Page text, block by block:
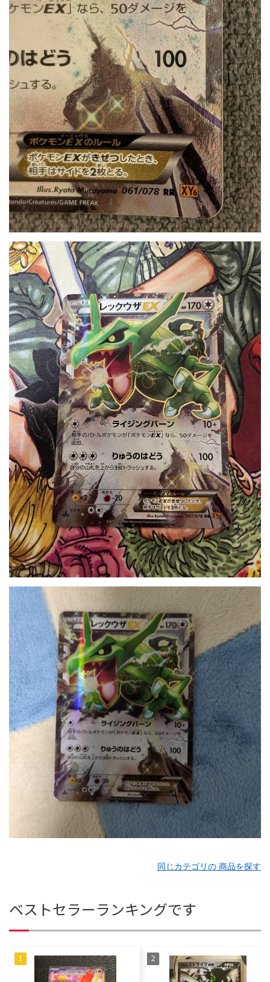
同じカテゴリの 商品を探す
ベストセラーランキングです